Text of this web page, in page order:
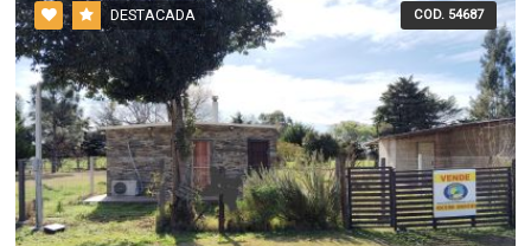
DESTACADA COD. 54687